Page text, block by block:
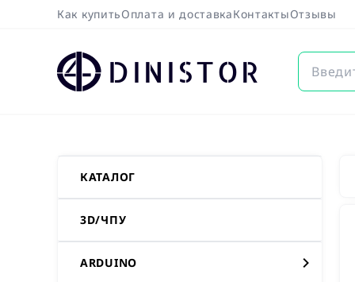
Как купитьОплата и доставкаКонтактыОтзывы
DINISTOR
КАТАЛОГ
3D/ЧПУ
ARDUINO